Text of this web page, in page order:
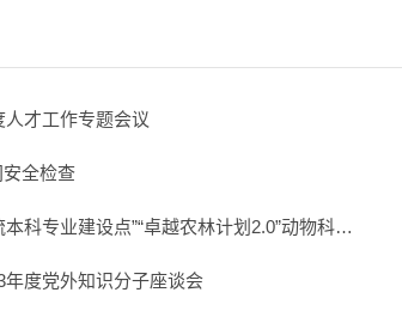
才工作专题会议
全检查
科专业建设点”“卓越农林计划2.0”动物科…
度党外知识分子座谈会